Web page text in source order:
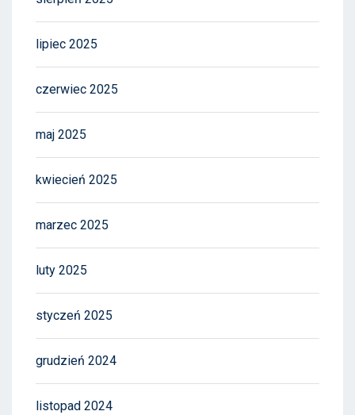
lipiec 2025
czerwiec 2025
maj 2025
kwiecień 2025
marzec 2025
luty 2025
styczeń 2025
grudzień 2024
listopad 2024